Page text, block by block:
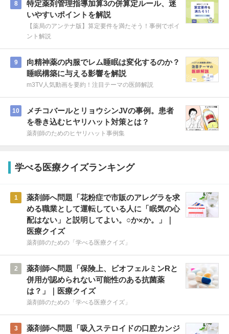
8
特定薬剤管理指導加算3の併算定ルール、迷
いやすいポイントを解説
【薬局のアンテナ版】算定要件を満たそう！事例でポイ
ント解説
9
向精神薬の内服でレム睡眠は変化するのか？
睡眠構築に与える影響を解説
m3TV人気動画を要約！注目テーマの医師解説
10
メチコバールとリョウシンJVの事例。患者
を巻き込むヒヤリハット対策とは？
薬剤師のためのヒヤリハット事例集
学べる医療クイズランキング
1
薬剤師へ問題「花粉症で市販のアレグラを求
める職業として運転している人に「眠気の心
配はない」と説明してよい。○か×か。」｜
医療クイズ
薬剤師のための「学べる医療クイズ」
2
薬剤師へ問題「保険上、ビオフェルミンRと
併用が認められない可能性のある抗菌薬
は？」｜医療クイズ
薬剤師のための「学べる医療クイズ」
3
薬剤師へ問題「吸入ステロイドの口腔カンジ